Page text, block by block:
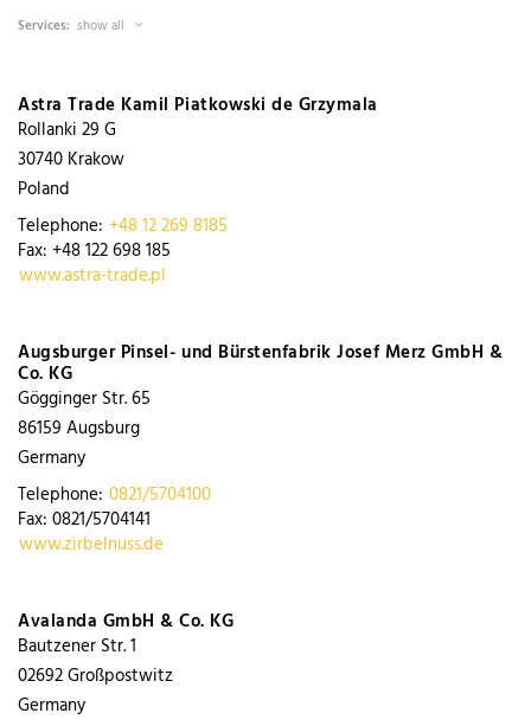
Services: show all
Astra Trade Kamil Piatkowski de Grzymala
Rollanki 29 G
30740 Krakow
Poland
Telephone: +48 12 269 8185
Fax: +48 122 698 185
www.astra-trade.pl
Augsburger Pinsel- und Bürstenfabrik Josef Merz GmbH &
Co. KG
Gögginger Str. 65
86159 Augsburg
Germany
Telephone: 0821/5704100
Fax: 0821/5704141
www.zirbelnuss.de
Avalanda GmbH & Co. KG
Bautzener Str. 1
02692Großpostwitz
Germany